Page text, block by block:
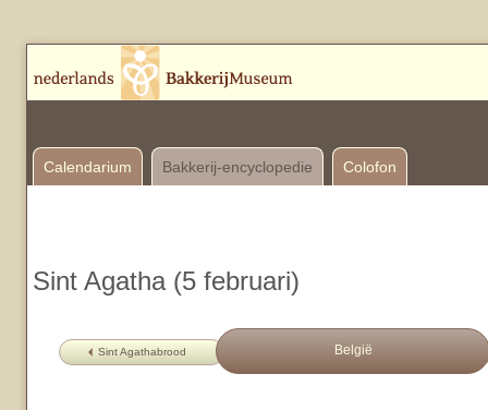
Calendarium Bakkerij-encyclopedie Colofon
Sint Agatha (5 februari)
Sint Agathabrood België